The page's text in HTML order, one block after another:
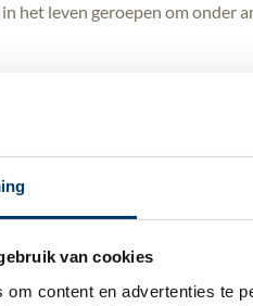
van cookies
om content en advertenties te
het leven geroepen om onder
wat betekent dat
wordt onder andere
is gericht op mensen met een
werkgevers die oudere
loonkostenvoordeel voor